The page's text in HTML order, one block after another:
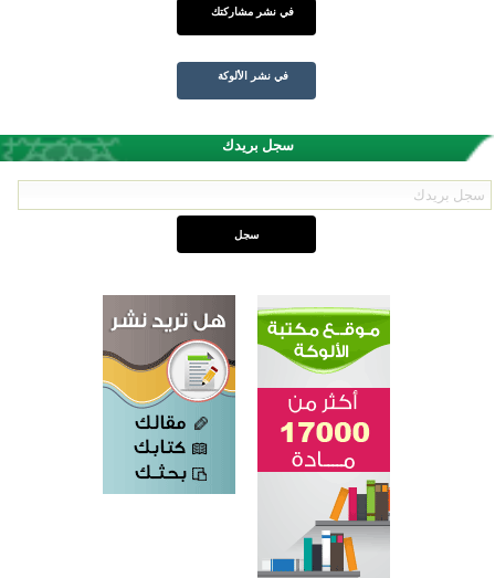
في نشر مشاركتك
في نشر الألوكة
سجل بريدك